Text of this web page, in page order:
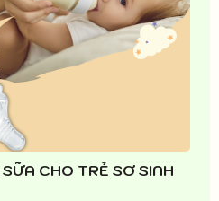
CHO TRẺ SƠ SINH